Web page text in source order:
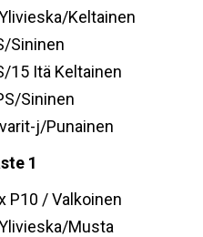
Keltainen
Sininen
15 Itä Keltainen
Sininen
j/Punainen
1
P10 / Valkoinen
Musta